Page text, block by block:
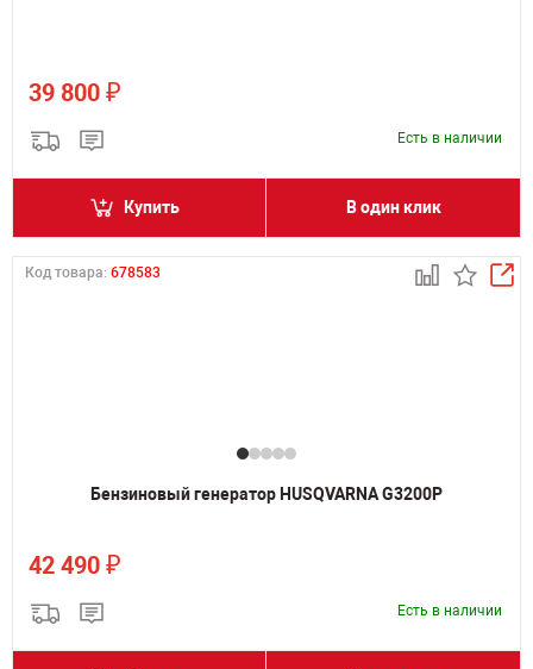
39 800 ₽
Есть в наличии
Купить В один клик
Код товара: 678583
Бензиновый генератор HUSQVARNA G3200P
42 490 ₽
Есть в наличии